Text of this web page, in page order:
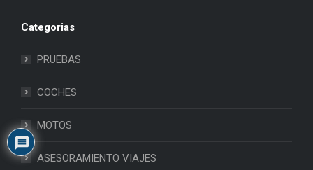
Categorias
PRUEBAS
COCHES
MOTOS
ASESORAMIENTO VIAJES